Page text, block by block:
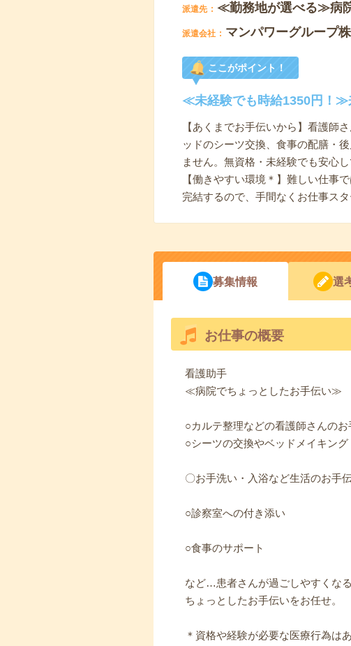
派遣先 ≪勤務地が選べる≫病院
派遣会社 マンパワーグループ
ここがポイント！
≪未経験でも時給1350円！≫
【あくまでお手伝いから】看護師
ッドのシーツ交換、食事の配膳・
ません。無資格・未経験でも安心
【働きやすい環境＊】難しい仕事
完結するので、手間なくお仕事スタ
募集情報 選
お仕事の概要
看護助手
≪病院でちょっとしたお手伝い≫
○カルテ整理などの看護師さんのお
○シーツの交換やベッドメイキング
〇お手洗い・入浴など生活のお手
○診察室への付き添い
○食事のサポート
など…患者さんが過ごしやすくな
ちょっとしたお手伝いをお任せ。
＊資格や経験が必要な医療行為は